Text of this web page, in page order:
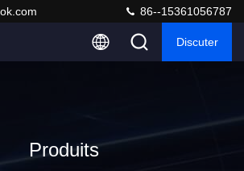
86--15361056787
Discuter
Produits